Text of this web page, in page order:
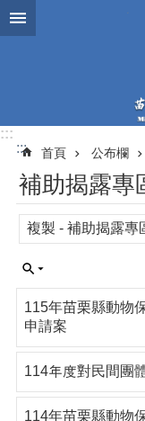
跳到主要內容區塊
:::
:::
首頁 公布欄
補助揭露專
複製 - 補助揭露專
115年苗栗縣動物
申請案
114年度對民間團
114年苗栗縣動物